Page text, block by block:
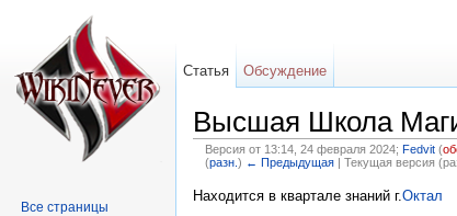
Высшая Школа
Версия от 13:14, 24 февраля 2024; Fedvit (
(разн. ) ← Предыдущая| Текущая версия
Находится в квартале знаний г.Октал
Статья Обсуждение
Все страницы